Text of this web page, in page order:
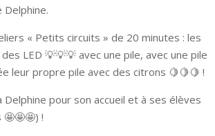
« Petits circuits » de 20 minutes : les
LED 💡💡💡 avec une pile, avec une pile
leur propre pile avec des citrons 🍋🍋🍋 !
Delphine pour son accueil et à ses élèves
!